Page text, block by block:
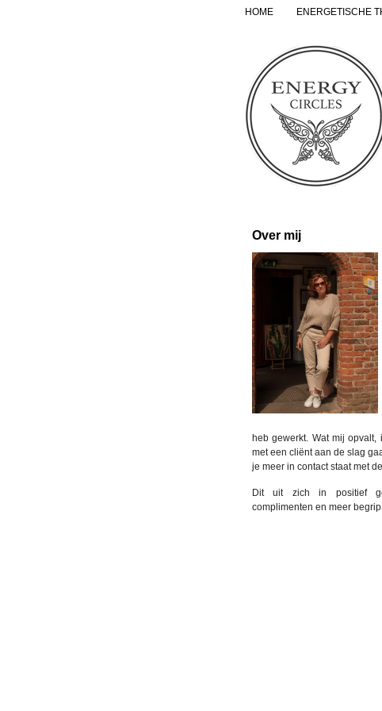
HOME ENERGETISCHE
Over mij
heb gewerkt. Wat mij
met een cliënt aan de slag
je meer in contact staat met
Dit uit zich in positief
complimenten en meer begrip